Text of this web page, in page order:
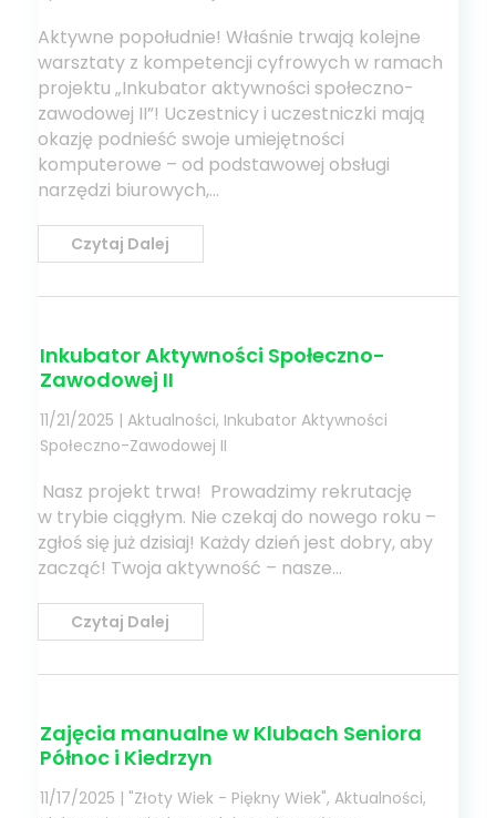
Aktywne popołudnie! Właśnie trwają kolejne
warsztaty z kompetencji cyfrowych w ramach
projektu „Inkubator aktywności społeczno-
zawodowej II”! Uczestnicy i uczestniczki mają
okazję podnieść swoje umiejętności
komputerowe – od podstawowej obsługi
narzędzi biurowych,...
Czytaj Dalej
Inkubator Aktywności Społeczno-
Zawodowej II
11/21/2025 |Aktualności, Inkubator Aktywności
Społeczno-Zawodowej II
Nasz projekt trwa! Prowadzimy rekrutację
w trybie ciągłym. Nie czekaj do nowego roku –
zgłoś się już dzisiaj! Każdy dzień jest dobry, aby
zacząć! Twoja aktywność – nasze...
Czytaj Dalej
Zajęcia manualne w Klubach Seniora
Północ i Kiedrzyn
11/17/2025 | "Złoty Wiek - Piękny Wiek",Aktualności,